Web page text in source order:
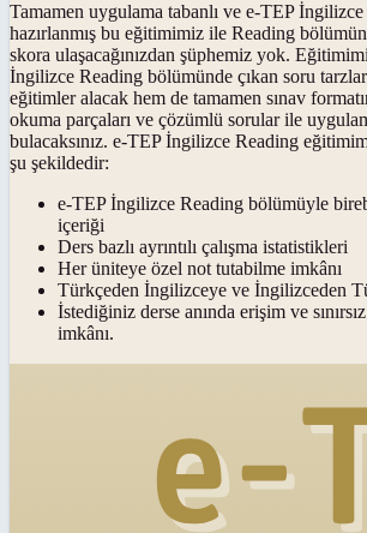
Tamamen uygulama tabanlı ve e-TEP İngilizce
hazırlanmış bu eğitimimiz ile Reading
skora ulaşacağınızdan şüphemiz yok.
İngilizce Reading bölümünde çıkan soru
eğitimler alacak hem de tamamen sınav
okuma parçaları ve çözümlü sorular ile
bulacaksınız. e-TEP İngilizce Reading
şu şekildedir:
e-TEP İngilizce Reading bölümüyle
içeriği
Ders bazlı ayrıntılı çalışma istatistikleri
Her üniteye özel not tutabilme imkânı
Türkçeden İngilizceye ve İngilizceden
İstediğiniz derse anında erişim ve
imkânı.